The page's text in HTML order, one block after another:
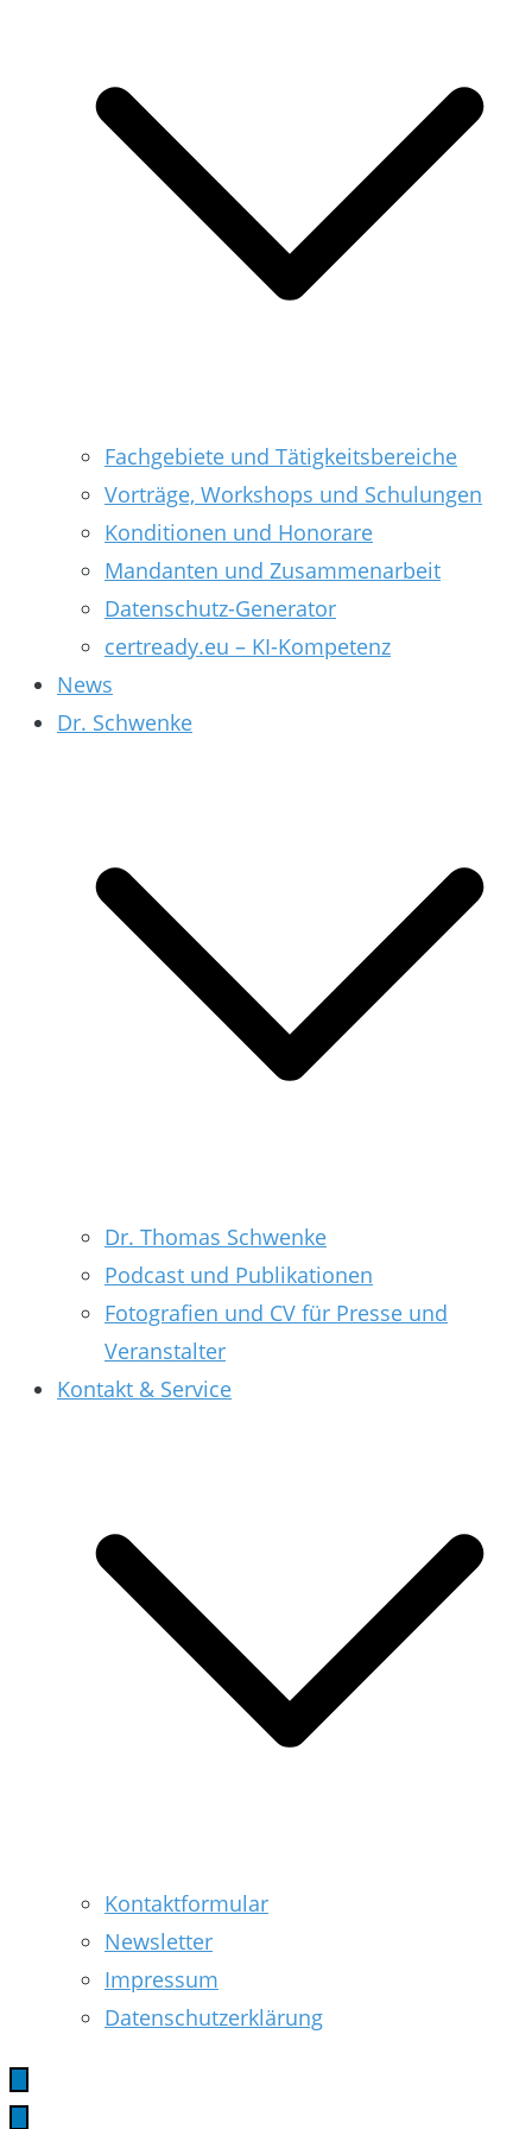
Fachgebiete und Tätigkeitsbereiche
Vorträge, Workshops und Schulungen
Konditionen und Honorare
Mandanten und Zusammenarbeit
Datenschutz-Generator
certready.eu – KI-Kompetenz
News
Dr. Schwenke
Dr. Thomas Schwenke
Podcast und Publikationen
Fotografien und CV für Presse und
Veranstalter
Kontakt & Service
Kontaktformular
Newsletter
Impressum
Datenschutzerklärung